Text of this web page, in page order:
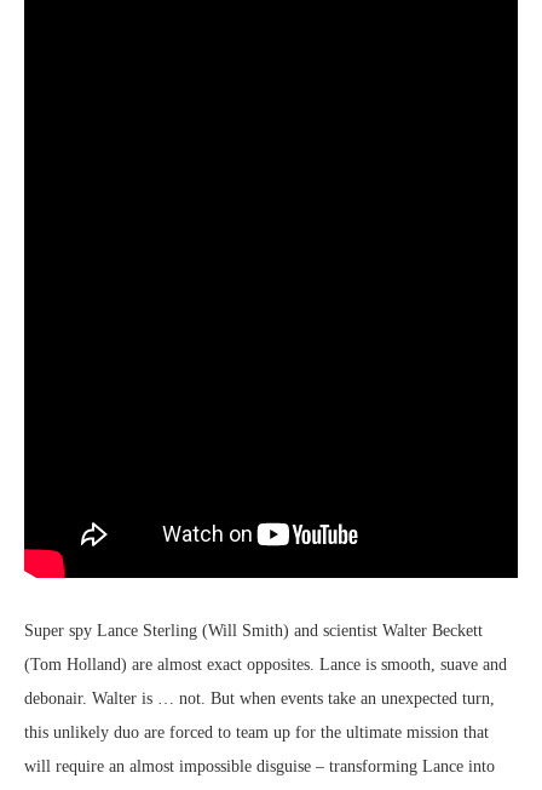
Super spy Lance Sterling (Will Smith) and scientist Walter Beckett
(Tom Holland) are almost exact opposites. Lance is smooth, suave and
debonair. Walter is … not. But when events take an unexpected turn,
this unlikely duo are forced to team up for the ultimate mission that
will require an almost impossible disguise – transforming Lance into